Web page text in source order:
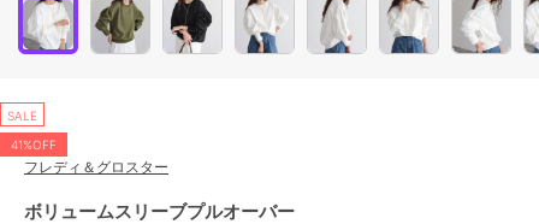
SALE
41%OFF
フレディ＆グロスター
ボリュームスリーブプルオーバー